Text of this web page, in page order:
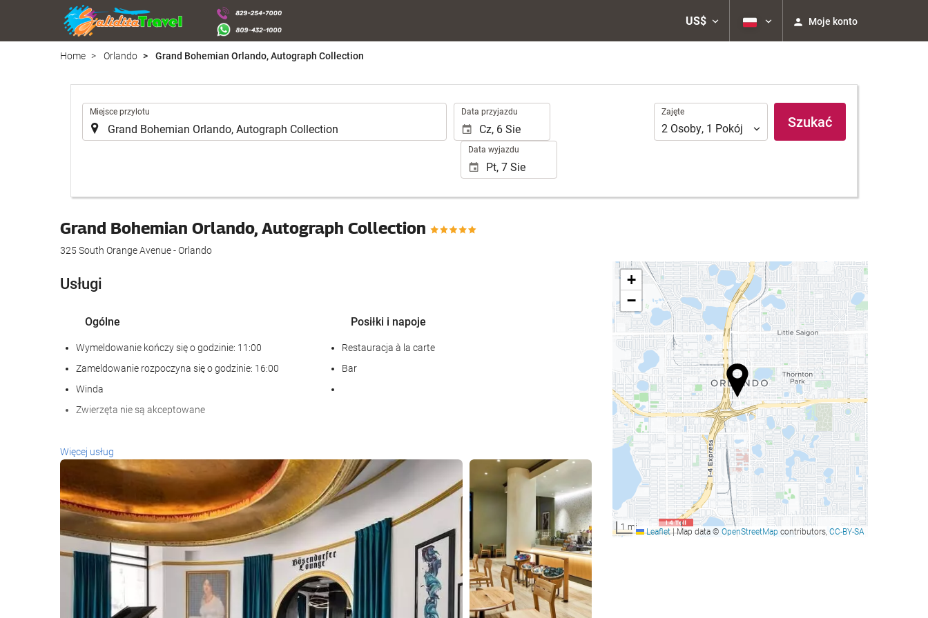
US$ Moje konto
Home Orlando Grand Bohemian Orlando, Autograph Collection
Miejsce przylotu Data przyjazdu
Data wyjazdu
Zajęte
Zajęte
2 Osoby, 1 Pokój Szukać
Grand Bohemian Orlando, Autograph Collection
325 South Orange Avenue - Orlando
Usługi
Ogólne
Wymeldowanie kończy się o godzinie: 11:00
Zameldowanie rozpoczyna się o godzinie: 16:00
Winda
Zwierzęta nie są akceptowane
Posiłki i napoje
Restauracja à la carte
Bar
Recepcja
całodobowa recepcja
przechowalnia bagażu
Basen
Centrum biznesowe
Centrum biznesu
internet
Bezpłatne Wi-Fi
Wellness
Więcej usług
Zobacz 25 zdjęć
+
−
1 mi Leaflet |Map data © OpenStreetMap contributors, CC-BY-SA